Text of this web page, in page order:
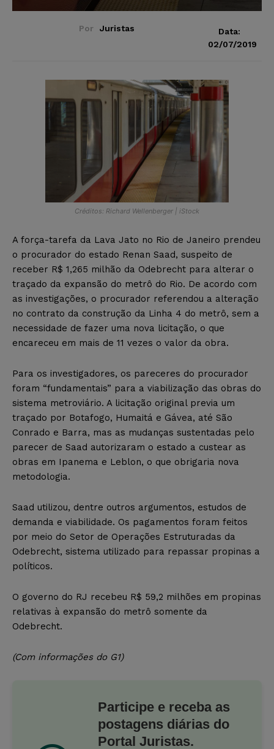
Por Juristas
Data:
02/07/2019
Créditos: Richard Wellenberger | iStock
A força-tarefa da Lava Jato no Rio de Janeiro prendeu
o procurador do estado Renan Saad, suspeito de
receber R$ 1,265 milhão da Odebrecht para alterar o
traçado da expansão do metrô do Rio. De acordo com
as investigações, o procurador referendou a alteração
no contrato da construção da Linha 4 do metrô, sem a
necessidade de fazer uma nova licitação, o que
encareceu em mais de 11 vezes o valor da obra.
Para os investigadores, os pareceres do procurador
foram “fundamentais” para a viabilização das obras do
sistema metroviário. A licitação original previa um
traçado por Botafogo, Humaitá e Gávea, até São
Conrado e Barra, mas as mudanças sustentadas pelo
parecer de Saad autorizaram o estado a custear as
obras em Ipanema e Leblon, o que obrigaria nova
metodologia.
Saad utilizou, dentre outros argumentos, estudos de
demanda e viabilidade. Os pagamentos foram feitos
por meio do Setor de Operações Estruturadas da
Odebrecht, sistema utilizado para repassar propinas a
políticos.
O governo do RJ recebeu R$ 59,2 milhões em propinas
relativas à expansão do metrô somente da
Odebrecht.
(Com informações do G1)
Participe e receba as
postagens diárias do
Portal Juristas.